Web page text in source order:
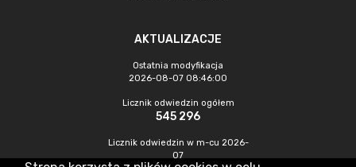
AKTUALIZACJE
Ostatnia modyfikacja
2026-08-07 08:46:00
Licznik odwiedzin ogółem
545 296
Licznik odwiedzin w m-cu 2026-
07